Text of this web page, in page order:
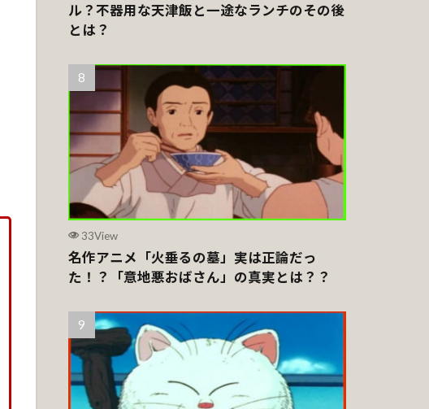
ル？不器用な天津飯と一途なランチのその後
とは？
33View
名作アニメ「火垂るの墓」実は正論だっ
た！？「意地悪おばさん」の真実とは？？